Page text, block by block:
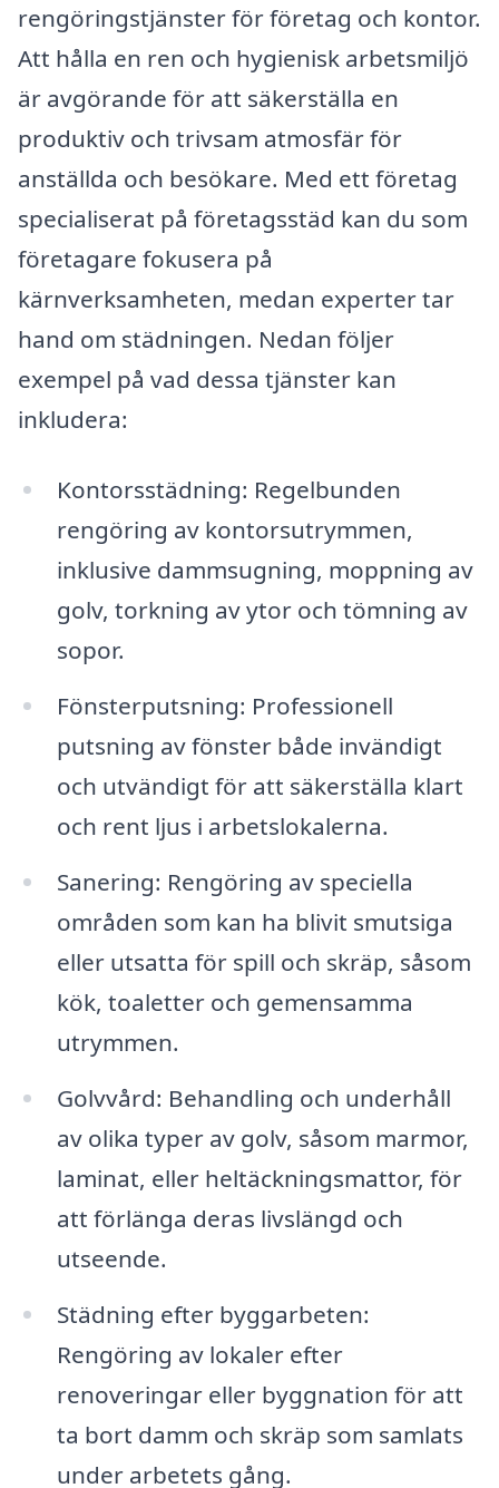
rengöringstjänster för företag och kontor.
Att hålla en ren och hygienisk arbetsmiljö
är avgörande för att säkerställa en
produktiv och trivsam atmosfär för
anställda och besökare. Med ett företag
specialiserat på företagsstäd kan du som
företagare fokusera på
kärnverksamheten, medan experter tar
hand om städningen. Nedan följer
exempel på vad dessa tjänster kan
inkludera:
Kontorsstädning: Regelbunden
rengöring av kontorsutrymmen,
inklusive dammsugning, moppning av
golv, torkning av ytor och tömning av
sopor.
Fönsterputsning: Professionell
putsning av fönster både invändigt
och utvändigt för att säkerställa klart
och rent ljus i arbetslokalerna.
Sanering: Rengöring av speciella
områden som kan ha blivit smutsiga
eller utsatta för spill och skräp, såsom
kök, toaletter och gemensamma
utrymmen.
Golvvård: Behandling och underhåll
av olika typer av golv, såsom marmor,
laminat, eller heltäckningsmattor, för
att förlänga deras livslängd och
utseende.
Städning efter byggarbeten:
Rengöring av lokaler efter
renoveringar eller byggnation för att
ta bort damm och skräp som samlats
under arbetets gång.